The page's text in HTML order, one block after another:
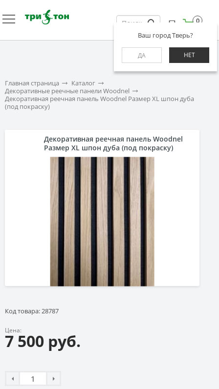
Ваш город Тверь?
ДА НЕТ
0
Главная страница
Каталог
Декоративные реечные панели Woodnel
Декоративная реечная панель Woodnel Размер XL шпон дуба
(под покраску)
Декоративная реечная панель Woodnel
Размер XL шпон дуба (под покраску)
Код товара: 28787
Цена:
7 500 руб.